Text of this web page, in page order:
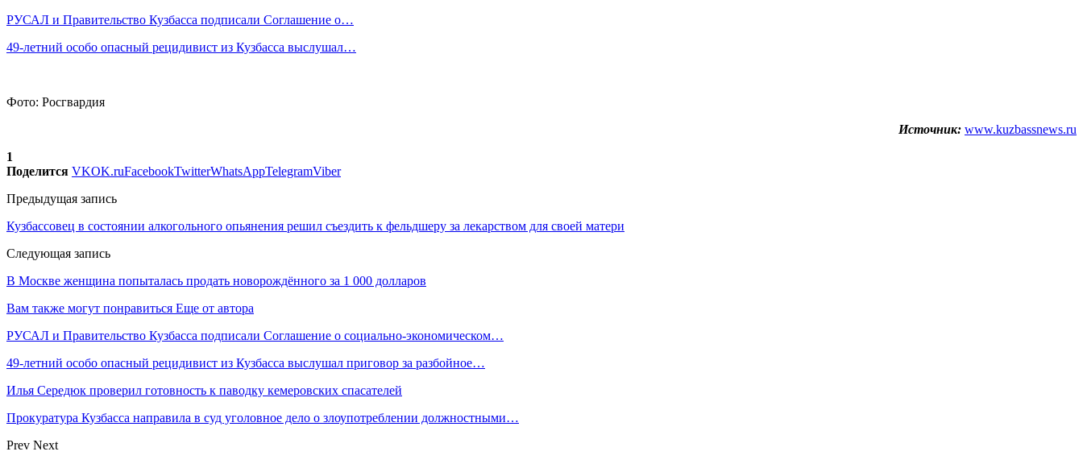
РУСАЛ и Правительство Кузбасса подписали Соглашение о…
49-летний особо опасный рецидивист из Кузбасса выслушал…
Фото: Росгвардия
Источник: www.kuzbassnews.ru
1
Поделится VKOK.ruFacebookTwitterWhatsAppTelegramViber
Предыдущая запись
Кузбассовец в состоянии алкогольного опьянения решил съездить к фельдшеру за лекарством для своей матери
Следующая запись
В Москве женщина попыталась продать новорождённого за 1 000 долларов
Вам также могут понравиться Еще от автора
РУСАЛ и Правительство Кузбасса подписали Соглашение о социально-экономическом…
49-летний особо опасный рецидивист из Кузбасса выслушал приговор за разбойное…
Илья Середюк проверил готовность к паводку кемеровских спасателей
Прокуратура Кузбасса направила в суд уголовное дело о злоупотреблении должностными…
Prev Next